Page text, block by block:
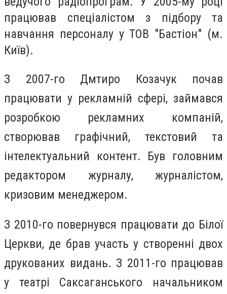
працював спеціалістом з підбору та
навчання персоналу у ТОВ "Бастіон" (м.
Київ).
З 2007-го Дмтиро Козачук почав
працювати у рекламній сфері, займався
розробкою рекламних компаній,
створював графічний, текстовий та
інтелектуальний контент. Був головним
редактором журналу, журналістом,
кризовим менеджером.
З 2010-го повернувся працювати до Білої
Церкви, де брав участь у створенні двох
друкованих видань. З 2011-го працював
у театрі Саксаганського начальником